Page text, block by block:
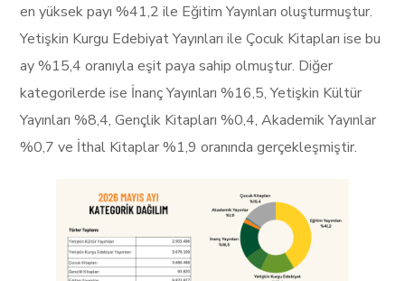
en yüksek payı %41,2 ile Eğitim Yayınları oluşturmuştur.
Yetişkin Kurgu Edebiyat Yayınları ile Çocuk Kitapları ise bu
ay %15,4 oranıyla eşit paya sahip olmuştur. Diğer
kategorilerde ise İnanç Yayınları %16,5, Yetişkin Kültür
Yayınları %8,4, Gençlik Kitapları %0,4, Akademik Yayınlar
%0,7 ve İthal Kitaplar %1,9 oranında gerçekleşmiştir.